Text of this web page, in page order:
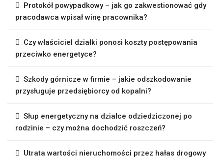
Protokół powypadkowy – jak go zakwestionować gdy
pracodawca wpisał winę pracownika?
Czy właściciel działki ponosi koszty postępowania
przeciwko energetyce?
Szkody górnicze w firmie – jakie odszkodowanie
przysługuje przedsiębiorcy od kopalni?
Słup energetyczny na działce odziedziczonej po
rodzinie – czy można dochodzić roszczeń?
Utrata wartości nieruchomości przez hałas drogowy